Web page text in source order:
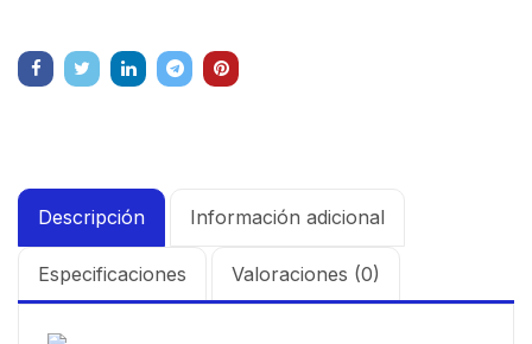
Descripción Información adicional
Especificaciones Valoraciones (0)